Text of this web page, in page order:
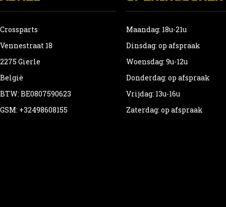
Crossparts
Vennestraat 18
2275 Gierle
België
BTW: BE0807590623
GSM: +32498608155
Maandag: 18u-21u
Dinsdag: op afspraak
Woensdag: 9u-12u
Donderdag: op afspraak
Vrijdag: 13u-16u
Zaterdag: op afspraak